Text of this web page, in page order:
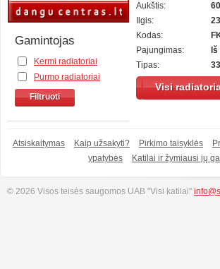
Gamintojas
Kermi radiatoriai
Purmo radiatoriai
Filtruoti
Aukštis:
Ilgis:
Kodas:
Pajungimas:
Tipas:
33
Visi
Atsiskaitymas Kaip užsakyti? Pirkimo taisyklės
ypatybės
Katilai ir žymiausi jų
© 2026 Visos teisės saugomos UAB "Visi katilai"